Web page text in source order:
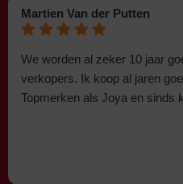
Martien Van der Putten
We worden al zeker 10 jaar
verkopers. Ik koop al jaren
Topmerken als Joya en sinds